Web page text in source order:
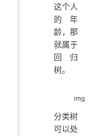
这个人
的年
龄，那
就属于
回归
树。
img
分类树
可以处